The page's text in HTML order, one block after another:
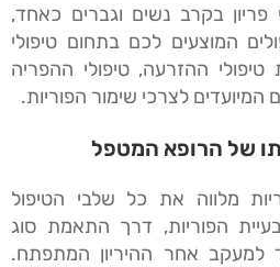
פריון בקרב נשים וגברים כאחד,
המוצעים לכם בתחום טיפולי
טיפולי ההזרעה, טיפולי ההפריה
של הרופא המטפל
מלווה את כל שלבי הטיפול
הפוריות, דרך התאמת סוג
למעקב אחר ההיריון המתפתח.